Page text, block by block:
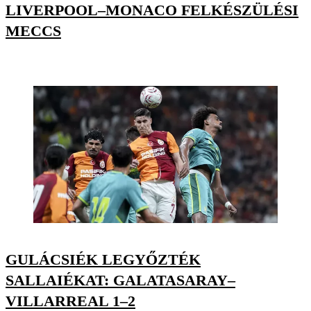
LIVERPOOL–MONACO FELKÉSZÜLÉSI
MECCS
GULÁCSIÉK LEGYŐZTÉK
SALLAIÉKAT: GALATASARAY–
VILLARREAL 1–2